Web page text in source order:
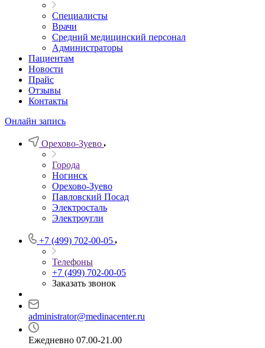
Специалисты
Врачи
Средний медицинский персонал
Администраторы
Пациентам
Новости
Прайс
Отзывы
Контакты
Онлайн запись
Орехово-Зуево
Города
Ногинск
Орехово-Зуево
Павловский Посад
Электросталь
Электроугли
+7 (499) 702-00-05
Телефоны
+7 (499) 702-00-05
Заказать звонок
administrator@medinacenter.ru
Ежедневно 07.00-21.00